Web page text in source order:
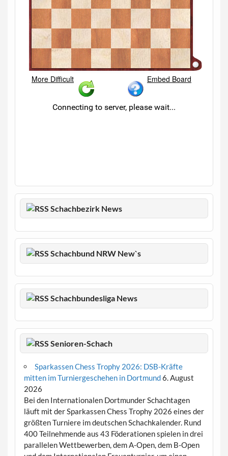
Schachbezirk News
Schachbund NRW New`s
Schachbundesliga News
Senioren-Schach
Sparkassen Chess Trophy 2026: DSB-Kräfte
mitten im Turniergeschehen in Dortmund6. August
2026
Bei den Internationalen Dortmunder Schachtagen
läuft mit der Sparkassen Chess Trophy 2026 eines der
größten Turniere im deutschen Schachkalender. Rund
400 Teilnehmende aus 43 Föderationen spielen in drei
parallelen Wettbewerben, dem A-Open, dem B-Open